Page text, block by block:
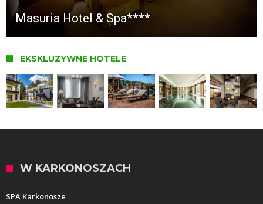
Masuria Hotel & Spa****
EKSKLUZYWNE HOTELE
W KARKONOSZACH
SPA Karkonosze